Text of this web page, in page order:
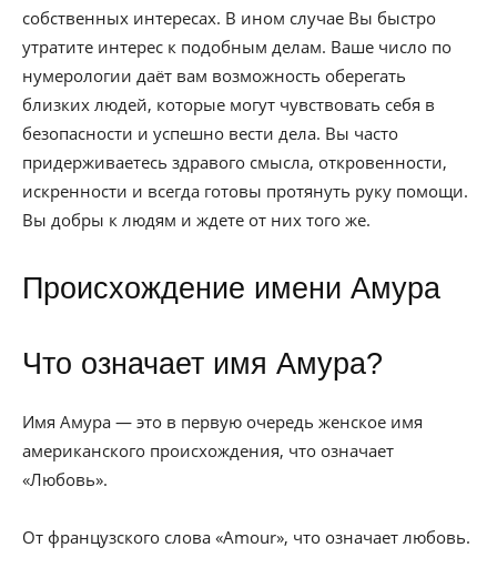
собственных интересах. В ином случае Вы быстро
утратите интерес к подобным делам. Ваше число по
нумерологии даёт вам возможность оберегать
близких людей, которые могут чувствовать себя в
безопасности и успешно вести дела. Вы часто
придерживаетесь здравого смысла, откровенности,
искренности и всегда готовы протянуть руку помощи.
Вы добры к людям и ждете от них того же.
Происхождение имени Амура
Что означает имя Амура?
Имя Амура — это в первую очередь женское имя
американского происхождения, что означает
«Любовь».
От французского слова «Amour», что означает любовь.